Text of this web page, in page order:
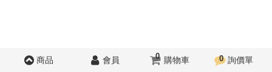
商品 會員 0 購物車 0 詢價單